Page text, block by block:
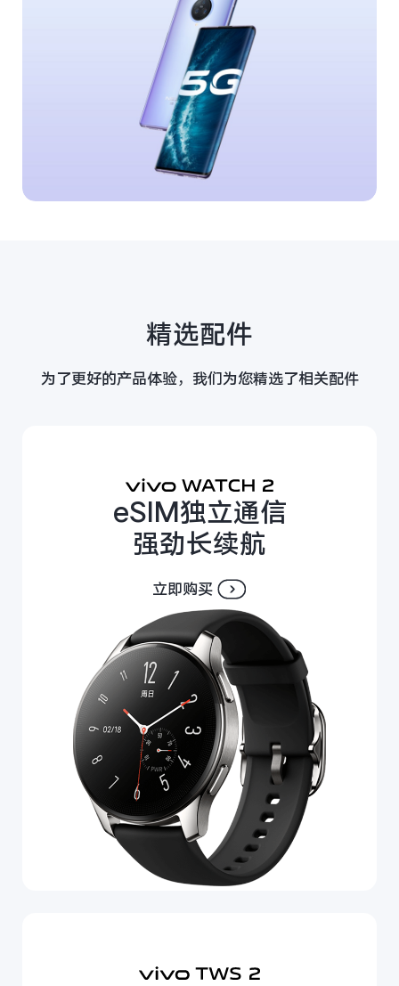
精选配件
为了更好的产品体验，我们为您精选了相关配件
eSIM独立通信
强劲长续航
立即购买